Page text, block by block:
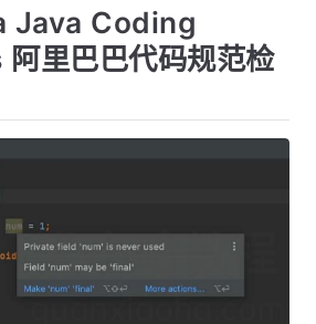
Java Coding
里巴巴代码规范检